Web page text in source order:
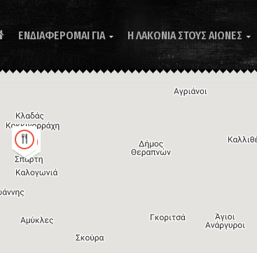
ΕΝΔΙΑΦΕΡΟΜΑΙ ΓΙΑ  Η ΛΑΚΩΝΙΑ ΣΤΟΥΣ ΑΙΩΝΕΣ 